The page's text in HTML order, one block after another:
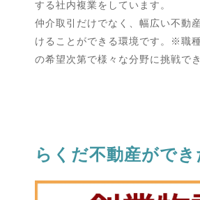
する社内複業をしています。
仲介取引だけでなく、幅広い不動
けることができる環境です。※職
の希望次第で様々な分野に挑戦で
らくだ不動産ができ